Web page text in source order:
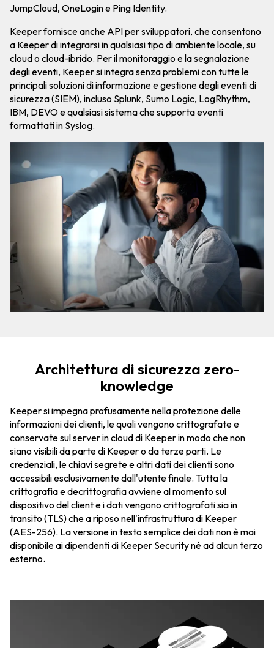
JumpCloud, OneLogin e Ping Identity.
Keeper fornisce anche API per sviluppatori, che consentono
a Keeper di integrarsi in qualsiasi tipo di ambiente locale, su
cloud o cloud-ibrido. Per il monitoraggio e la segnalazione
degli eventi, Keeper si integra senza problemi con tutte le
principali soluzioni di informazione e gestione degli eventi di
sicurezza (SIEM), incluso Splunk, Sumo Logic, LogRhythm,
IBM, DEVO e qualsiasi sistema che supporta eventi
formattati in Syslog.
Architettura di sicurezza zero-
knowledge
Keeper si impegna profusamente nella protezione delle
informazioni dei clienti, le quali vengono crittografate e
conservate sul server in cloud di Keeper in modo che non
siano visibili da parte di Keeper o da terze parti. Le
credenziali, le chiavi segrete e altri dati dei clienti sono
accessibili esclusivamente dall'utente finale. Tutta la
crittografia e decrittografia avviene al momento sul
dispositivo del client e i dati vengono crittografati sia in
transito (TLS) che a riposo nell'infrastruttura di Keeper
(AES-256). La versione in testo semplice dei dati non è mai
disponibile ai dipendenti di Keeper Security né ad alcun terzo
esterno.